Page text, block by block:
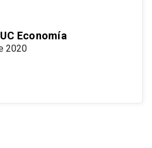
Economía
2020